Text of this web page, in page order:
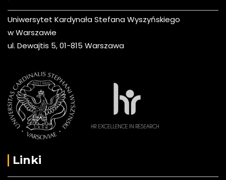
Uniwersytet Kardynała Stefana Wyszyńskiego
w Warszawie
ul. Dewajtis 5, 01-815 Warszawa
Linki